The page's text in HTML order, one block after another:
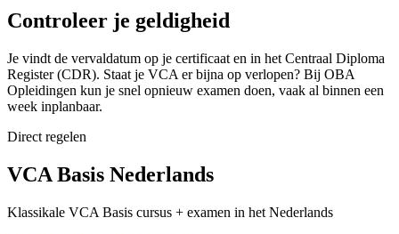
Controleer je geldigheid
Je vindt de vervaldatum op je certificaat en in het Centraal Diploma
Register (CDR). Staat je VCA er bijna op verlopen? Bij OBA
Opleidingen kun je snel opnieuw examen doen, vaak al binnen een
week inplanbaar.
Direct regelen
VCA Basis Nederlands
Klassikale VCA Basis cursus + examen in het Nederlands